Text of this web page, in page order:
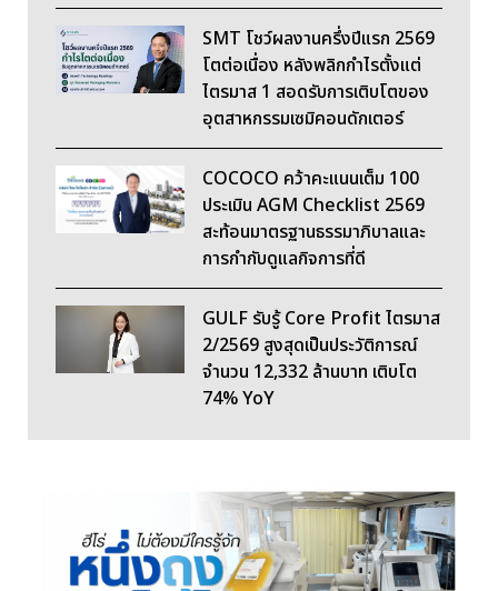
SMT โชว์ผลงานครึ่งปีแรก 2569
โตต่อเนื่อง หลังพลิกกำไรตั้งแต่
ไตรมาส 1 สอดรับการเติบโตของ
อุตสาหกรรมเซมิคอนดักเตอร์
COCOCO คว้าคะแนนเต็ม 100
ประเมิน AGM Checklist 2569
สะท้อนมาตรฐานธรรมาภิบาลและ
การกำกับดูแลกิจการที่ดี
GULF รับรู้ Core Profit ไตรมาส
2/2569 สูงสุดเป็นประวัติการณ์
จำนวน 12,332 ล้านบาท เติบโต
74% YoY